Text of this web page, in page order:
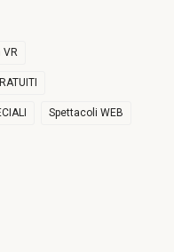
VR
Spettacoli WEB